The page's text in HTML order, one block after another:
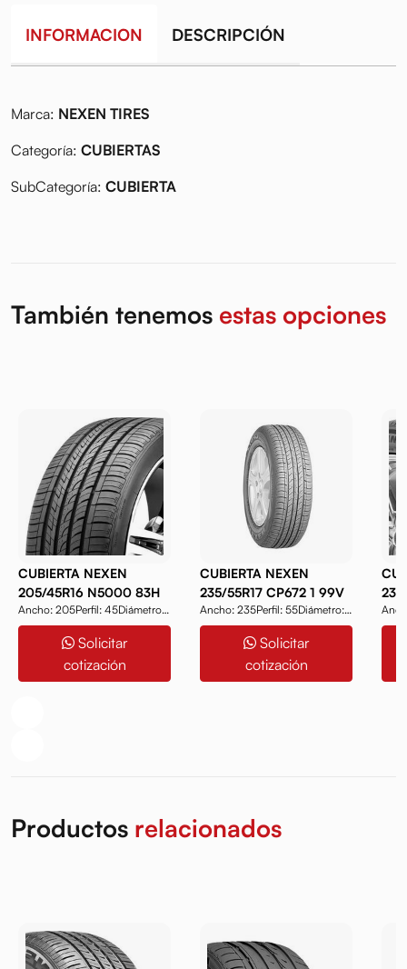
INFORMACION DESCRIPCIÓN
Marca: NEXEN TIRES
Categoría: CUBIERTAS
SubCategoría: CUBIERTA
También tenemos estas opciones
CUBIERTA NEXEN
205/45R16 N5000 83H
Ancho: 205Perfil: 45Diámetro:
16Modelo: N50...
Solicitar
cotización
CUBIERTA NEXEN
235/55R17 CP672 1 99V
Ancho: 235Perfil: 55Diámetro:
17Modelo: CP67...
Solicitar
cotización
Productos relacionados